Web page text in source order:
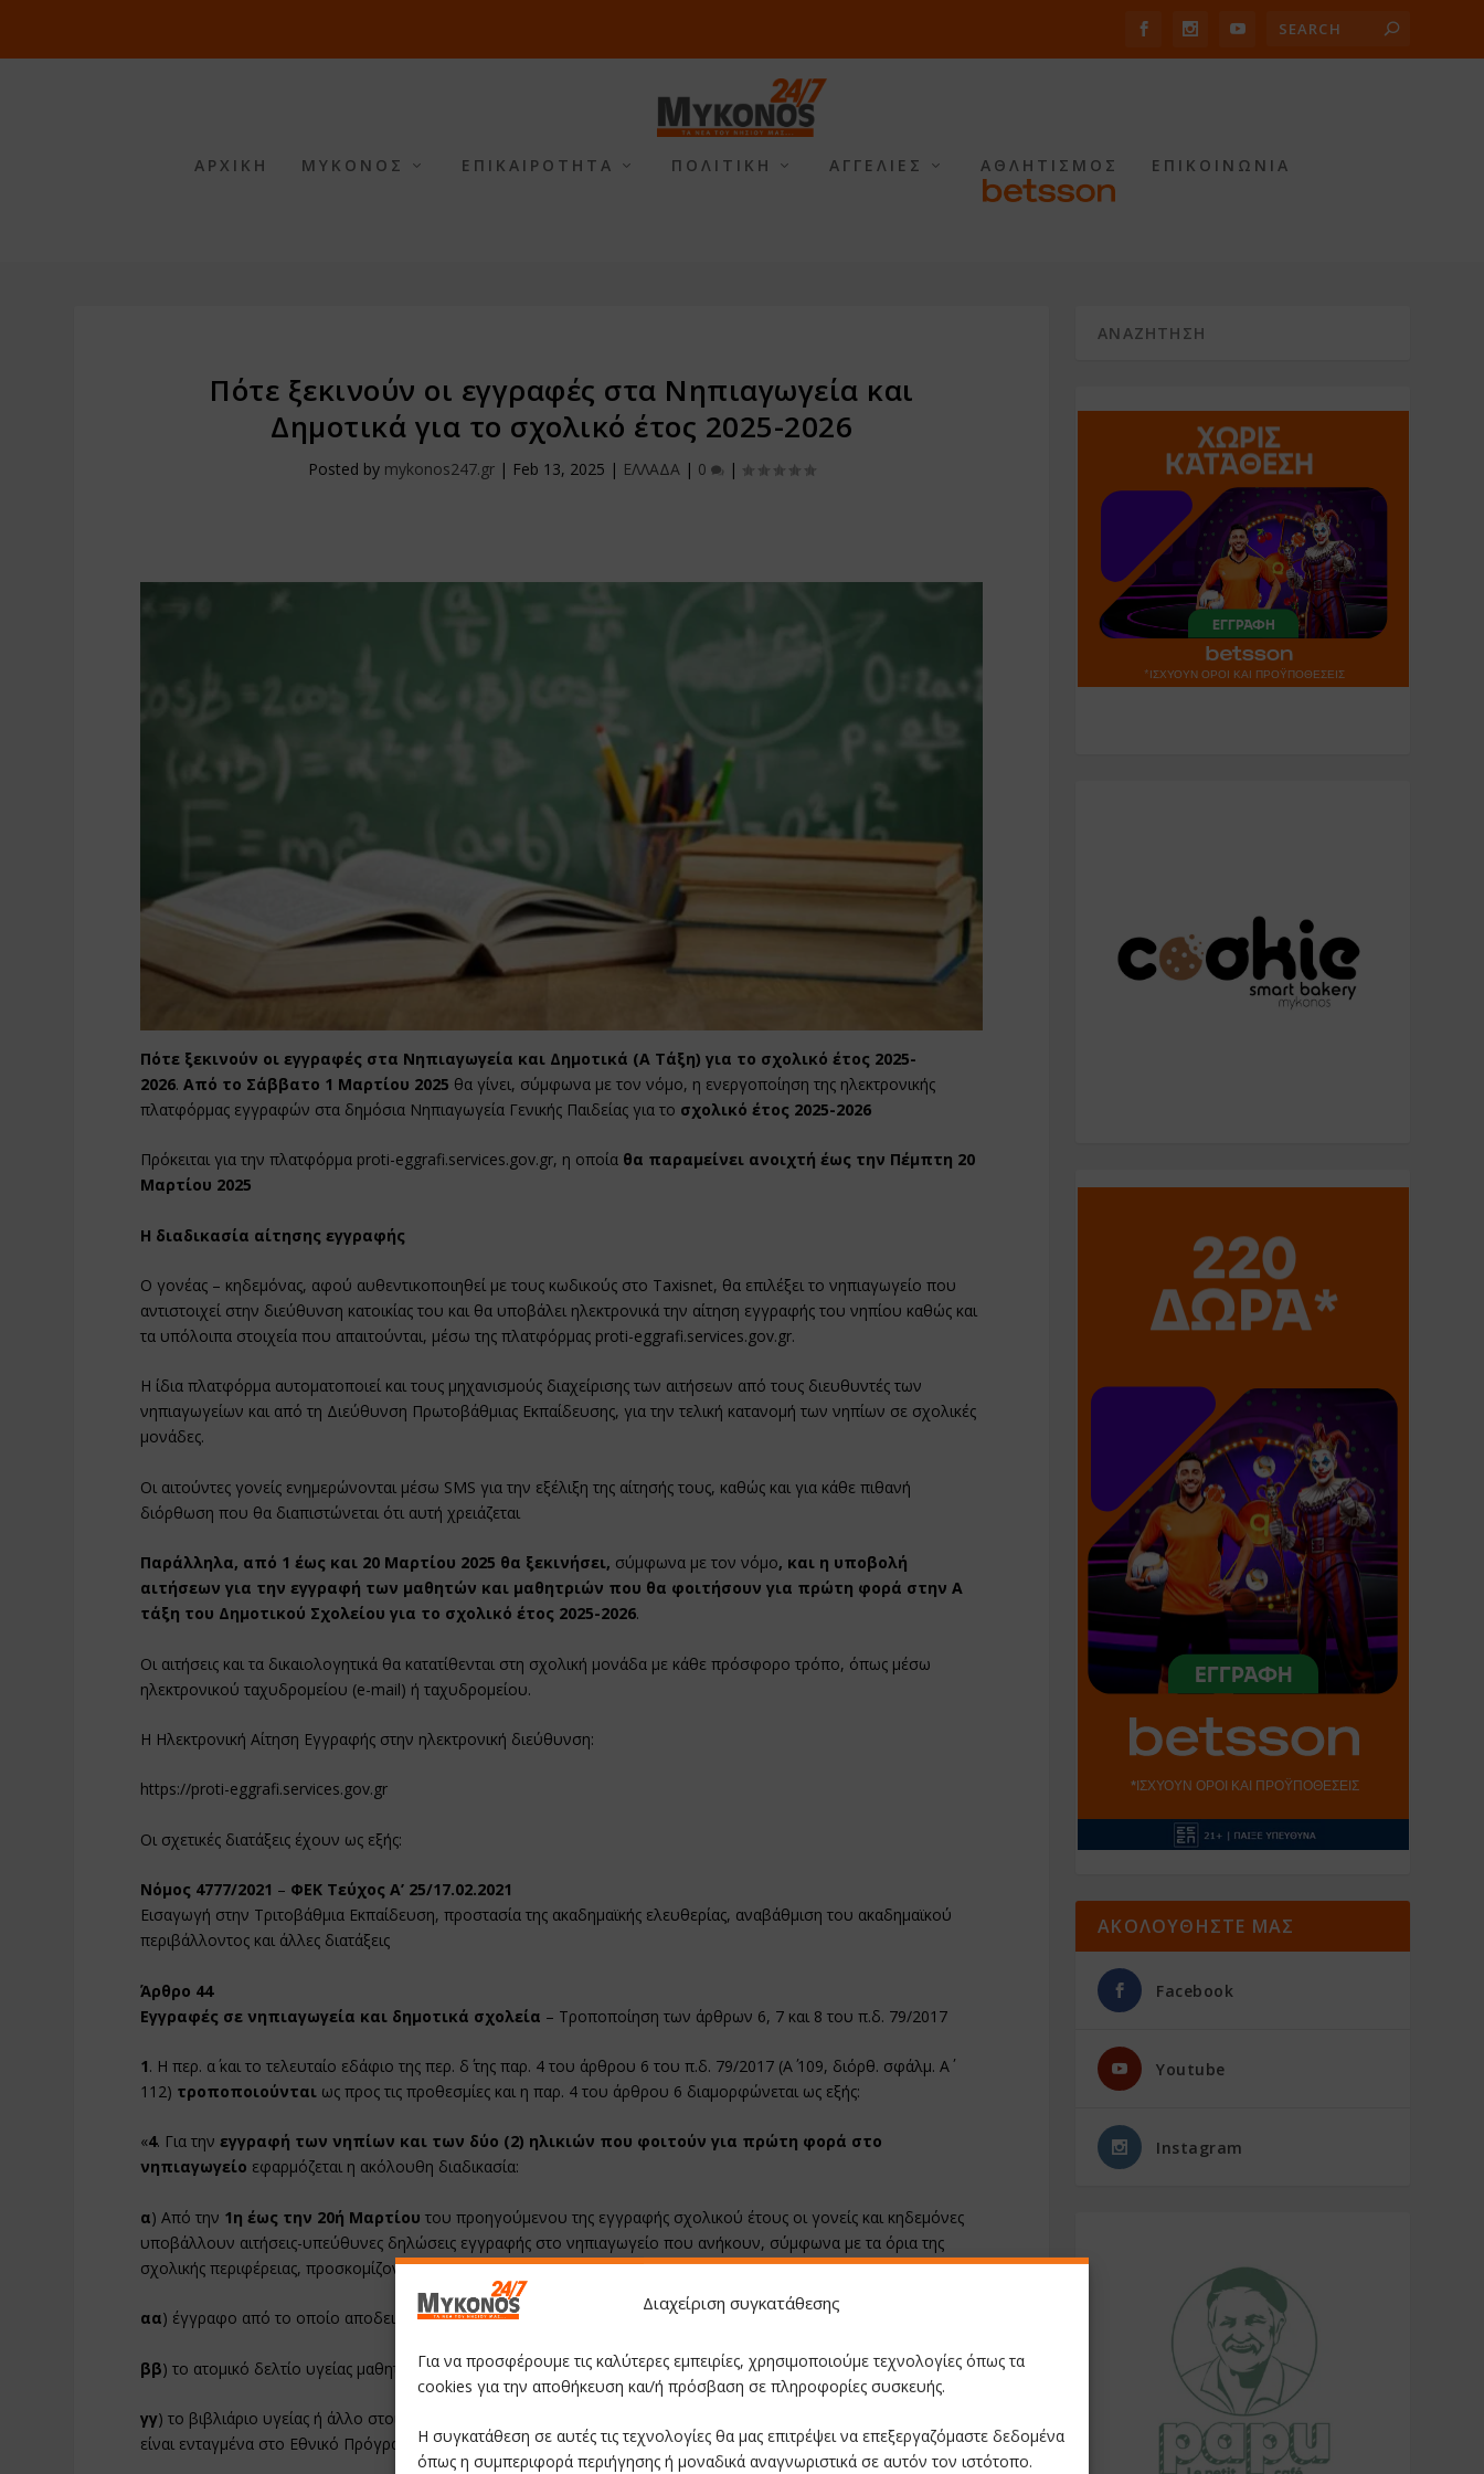
Διαχείριση συγκατάθεσης
Για να προσφέρουμε τις καλύτερες εμπειρίες, χρησιμοποιούμε τεχνολογίες όπως τα
cookies για την αποθήκευση και/ή πρόσβαση σε πληροφορίες συσκευής.
Η συγκατάθεση σε αυτές τις τεχνολογίες θα μας επιτρέψει να επεξεργαζόμαστε δεδομένα
όπως η συμπεριφορά περιήγησης ή μοναδικά αναγνωριστικά σε αυτόν τον ιστότοπο.
ΑΡΧΙΚΗ ΜΥΚΟΝΟΣ ΕΠΙΚΑΙΡΟΤΗΤΑ ΠΟΛΙΤΙΚΗ ΑΓΓΕΛΙΕΣ ΑΘΛΗΤΙΣΜΟΣ ΕΠΙΚΟΙΝΩΝΙΑ
Πότε ξεκινούν οι εγγραφές στα Νηπιαγωγεία και
Δημοτικά για το σχολικό έτος 2025-2026
Posted by mykonos247.gr | Feb 13, 2025 | ΕΛΛΑΔΑ | 0 |
Πότε ξεκινούν οι εγγραφές στα Νηπιαγωγεία και Δημοτικά (Α Τάξη) για το σχολικό έτος 2025-
2026.Από το Σάββατο 1 Μαρτίου 2025 θα γίνει, σύμφωνα με τον νόμο, η ενεργοποίηση της ηλεκτρονικής
πλατφόρμας εγγραφών στα δημόσια Νηπιαγωγεία Γενικής Παιδείας για το σχολικό έτος 2025-2026
Πρόκειται για την πλατφόρμα proti-eggrafi.services.gov.gr, η οποία θα παραμείνει ανοιχτή έως την Πέμπτη 20
Μαρτίου 2025
Η διαδικασία αίτησης εγγραφής
Ο γονέας – κηδεμόνας, αφού αυθεντικοποιηθεί με τους κωδικούς στο Taxisnet, θα επιλέξει το νηπιαγωγείο που
αντιστοιχεί στην διεύθυνση κατοικίας του και θα υποβάλει ηλεκτρονικά την αίτηση εγγραφής του νηπίου καθώς και
τα υπόλοιπα στοιχεία που απαιτούνται, μέσω της πλατφόρμας proti-eggrafi.services.gov.gr.
Η ίδια πλατφόρμα αυτοματοποιεί και τους μηχανισμούς διαχείρισης των αιτήσεων από τους διευθυντές των
νηπιαγωγείων και από τη Διεύθυνση Πρωτοβάθμιας Εκπαίδευσης, για την τελική κατανομή των νηπίων σε σχολικές
μονάδες.
Οι αιτούντες γονείς ενημερώνονται μέσω SMS για την εξέλιξη της αίτησής τους, καθώς και για κάθε πιθανή
διόρθωση που θα διαπιστώνεται ότι αυτή χρειάζεται
Παράλληλα, από 1 έως και 20 Μαρτίου 2025 θα ξεκινήσει, σύμφωνα με τον νόμο, και η υποβολή
αιτήσεων για την εγγραφή των μαθητών και μαθητριών που θα φοιτήσουν για πρώτη φορά στην Α
τάξη του Δημοτικού Σχολείου για το σχολικό έτος 2025-2026.
Οι αιτήσεις και τα δικαιολογητικά θα κατατίθενται στη σχολική μονάδα με κάθε πρόσφορο τρόπο, όπως μέσω
ηλεκτρονικού ταχυδρομείου (e-mail) ή ταχυδρομείου.
Η Ηλεκτρονική Αίτηση Εγγραφής στην ηλεκτρονική διεύθυνση:
https://proti-eggrafi.services.gov.gr
Οι σχετικές διατάξεις έχουν ως εξής:
Νόμος 4777/2021 – ΦΕΚ Τεύχος A’ 25/17.02.2021
Εισαγωγή στην Τριτοβάθμια Εκπαίδευση, προστασία της ακαδημαϊκής ελευθερίας, αναβάθμιση του ακαδημαϊκού
περιβάλλοντος και άλλες διατάξεις
Άρθρο 44
Εγγραφές σε νηπιαγωγεία και δημοτικά σχολεία – Τροποποίηση των άρθρων 6, 7 και 8 του π.δ. 79/2017
1. Η περ. α΄ και το τελευταίο εδάφιο της περ. δ΄ της παρ. 4 του άρθρου 6 του π.δ. 79/2017 (Α΄ 109, διόρθ. σφάλμ. Α΄
112) τροποποιούνται ως προς τις προθεσμίες και η παρ. 4 του άρθρου 6 διαμορφώνεται ως εξής:
«4. Για τηνεγγραφή των νηπίων και των δύο (2) ηλικιών που φοιτούν για πρώτη φορά στο
νηπιαγωγείο εφαρμόζεται η ακόλουθη διαδικασία:
α) Από την 1η έως την 20ή Μαρτίου του προηγούμενου της εγγραφής σχολικού έτους οι γονείς και κηδεμόνες
υποβάλλουν αιτήσεις-υπεύθυνες δηλώσεις εγγραφής στο νηπιαγωγείο που ανήκουν, σύμφωνα με τα όρια της
σχολικής περιφέρειας, προσκομίζοντας:
αα) έγγραφο από το οποίο αποδεικνύεται η διεύθυνση κατοικίας του νηπίου – προνηπίου,
ββ) το ατομικό δελτίο υγείας μαθητή και
γγ) το βιβλιάριο υγείας ή άλλο στοιχείο από το οποίο αποδεικνύεται ότι έγιναν τα εμβόλια που προβλέπονται και
είναι ενταγμένα στο Εθνικό Πρόγραμμα Εμβολιασμών.
ΑΚΟΛΟΥΘΗΣΤΕ ΜΑΣ
Facebook
Youtube
Instagram